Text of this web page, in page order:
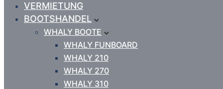
VERMIETUNG
BOOTSHANDEL
WHALY BOOTE
WHALY FUNBOARD
WHALY 210
WHALY 270
WHALY 310